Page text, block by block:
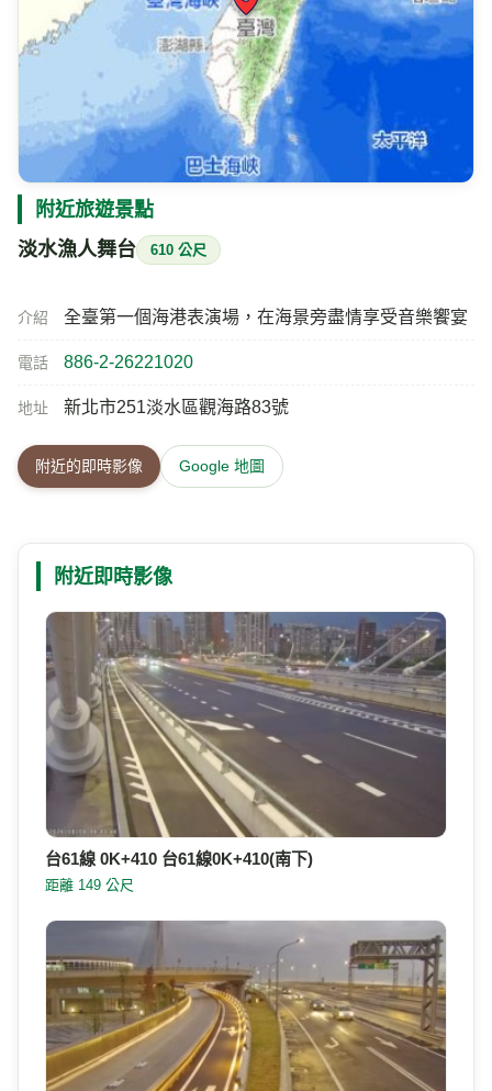
附近旅遊景點
淡水漁人舞台 610 公尺
介紹 全臺第一個海港表演場，在海景旁盡情享受音樂饗宴
電話 886-2-26221020
地址 新北市251淡水區觀海路83號
附近的即時影像 Google 地圖
附近即時影像
台61線 0K+410 台61線0K+410(南下)
距離 149 公尺